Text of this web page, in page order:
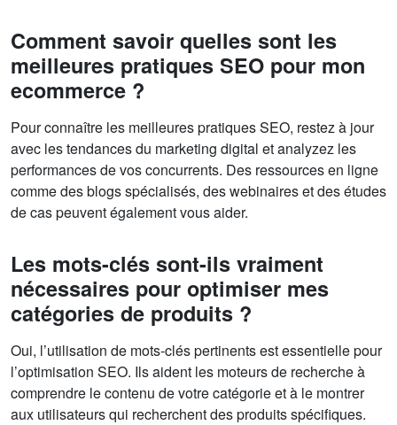
Comment savoir quelles sont les
meilleures pratiques SEO pour mon
ecommerce ?
Pour connaître les meilleures pratiques SEO, restez à jour
avec les tendances du marketing digital et analyzez les
performances de vos concurrents. Des ressources en ligne
comme des blogs spécialisés, des webinaires et des études
de cas peuvent également vous aider.
Les mots-clés sont-ils vraiment
nécessaires pour optimiser mes
catégories de produits ?
Oui, l’utilisation de mots-clés pertinents est essentielle pour
l’optimisation SEO. Ils aident les moteurs de recherche à
comprendre le contenu de votre catégorie et à le montrer
aux utilisateurs qui recherchent des produits spécifiques.